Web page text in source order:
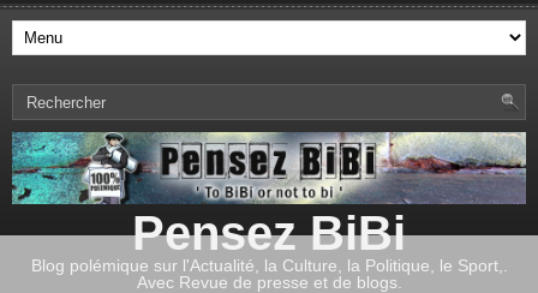
Pensez BiBi
Blog polémique sur l'Actualité, la Culture, la Politique, le Sport,.
Avec Revue de presse et de blogs.